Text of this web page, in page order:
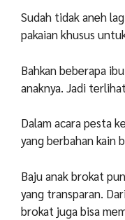
Sudah tidak aneh
pakaian khusus
Bahkan beberapa
anaknya. Jadi
Dalam acara pesta
yang berbahan kain
Baju anak brokat
yang transparan.
brokat juga bisa